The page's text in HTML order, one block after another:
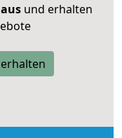
und erhalten